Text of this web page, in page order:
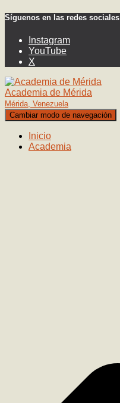
Síguenos en las redes sociales
Instagram
YouTube
X
Academia de Mérida
Mérida, Venezuela
Cambiar modo de navegación
Inicio
Academia